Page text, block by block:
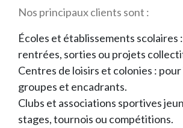
Nos principaux clients sont :
Écoles et établissements scolaires
rentrées, sorties ou projets
Centres de loisirs et colonies :
groupes et encadrants.
Clubs et associations sportives
stages, tournois ou compétitions.